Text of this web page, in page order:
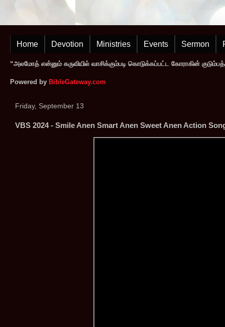
Home Devotion Ministries Events Sermon
“அலமோத் என்னும் கருவியில் வாசிக்கும்படி கொடுக்கப்பட்ட கோராகின்
Powered by BibleGateway.com
Friday, September 13
VBS 2024 - Smile Anen Smart Anen Sweet Anen Action